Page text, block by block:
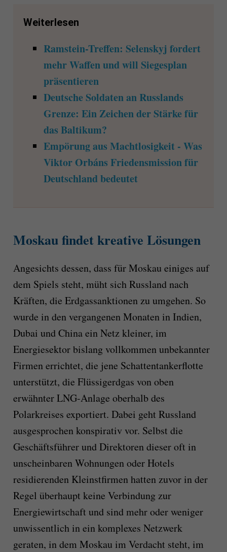
Weiterlesen
Ramstein-Treffen: Selenskyj fordert
mehr Waffen und will Siegesplan
präsentieren
Deutsche Soldaten an Russlands
Grenze: Ein Zeichen der Stärke für
das Baltikum?
Empörung aus Machtlosigkeit - Was
Viktor Orbáns Friedensmission für
Deutschland bedeutet
Moskau findet kreative Lösungen
Angesichts dessen, dass für Moskau einiges auf
dem Spiels steht, müht sich Russland nach
Kräften, die Erdgassanktionen zu umgehen. So
wurde in den vergangenen Monaten in Indien,
Dubai und China ein Netz kleiner, im
Energiesektor bislang vollkommen unbekannter
Firmen errichtet, die jene Schattentankerflotte
unterstützt, die Flüssigerdgas von oben
erwähnter LNG-Anlage oberhalb des
Polarkreises exportiert. Dabei geht Russland
ausgesprochen konspirativ vor. Selbst die
Geschäftsführer und Direktoren dieser oft in
unscheinbaren Wohnungen oder Hotels
residierenden Kleinstfirmen hatten zuvor in der
Regel überhaupt keine Verbindung zur
Energiewirtschaft und sind mehr oder weniger
unwissentlich in ein komplexes Netzwerk
geraten, in dem Moskau im Verdacht steht, im